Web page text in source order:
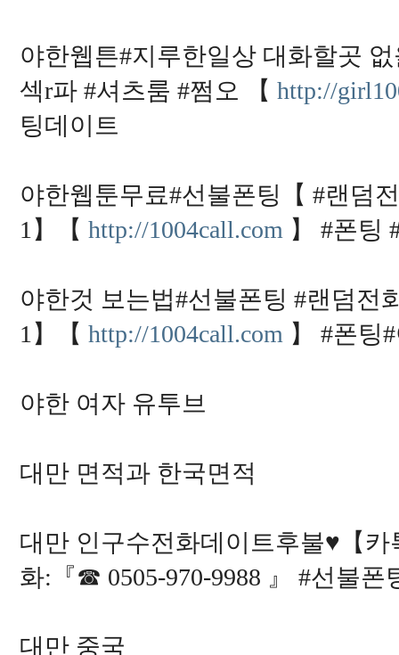
야한웹튼#지루한일상 대화할곳
섹r파 #셔츠룸 #쩜오 【 http://
팅데이트
야한웹툰무료#선불폰팅【 #랜덤
1】【 http://1004call.com 】 #폰팅
야한것 보는법#선불폰팅 #랜덤전
1】【 http://1004call.com 】 #폰팅
야한 여자 유투브
대만 면적과 한국면적
대만 인구수전화데이트후불♥【
화:『☎ 0505-970-9988 』 #선불
대만 중국